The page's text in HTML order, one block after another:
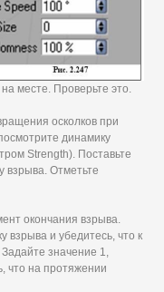
месте. Проверьте это.
осколков при
динамику
Strength). Поставьте
взрыва. Отметьте
окончания взрыва.
взрыва и убедитесь, что к
значение 1,
что на протяжении